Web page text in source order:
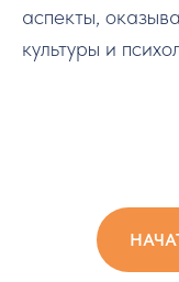
аспекты,
культуры и